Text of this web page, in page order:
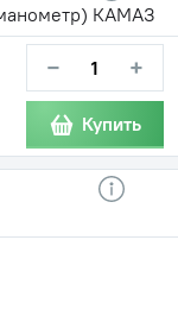
КАМАЗ
− +
Купить